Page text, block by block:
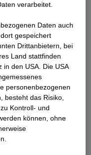
verarbeitet.
Daten auch
gespeichert
Drittanbietern, bei
Land stattfinden
in den USA. Die USA
personenbezogenen
besteht das Risiko,
Kontroll- und
können, ohne